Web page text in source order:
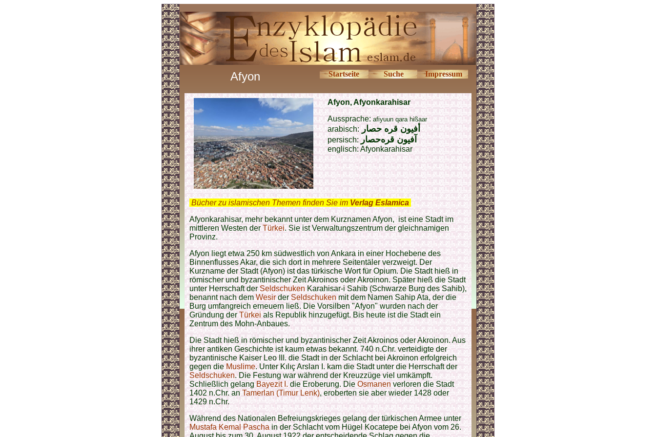
Afyon Startseite Suche Impressum
Afyon, Afyonkarahisar
Aussprache:afiyuun qara hißaar
arabisch: أفيون قره حصار
persisch:آفیون ‌قره‌حصار
englisch:Afyonkarahisar
Bücher zu islamischen Themen finden Sie im Verlag Eslamica
Afyonkarahisar, mehr bekannt unter dem Kurznamen Afyon, ist eine Stadt im
mittleren Westen derTürkei. Sie ist Verwaltungszentrum der gleichnamigen
Provinz.
Afyon liegt etwa 250 km südwestlich von Ankara in einer Hochebene des
Binnenflusses Akar, die sich dort in mehrere Seitentäler verzweigt. Der
Kurzname der Stadt (Afyon) ist das türkische Wort für Opium. Die Stadt hieß in
römischer und byzantinischer Zeit Akroinos oder Akroinon. Später hieß die Stadt
unter Herrschaft derSeldschukenKarahisar-i Sahib (Schwarze Burg des Sahib),
benannt nach demWesirderSeldschukenmit dem Namen Sahip Ata, der die
Burg umfangreich erneuern ließ. Die Vorsilben "Afyon" wurden nach der
Gründung derTürkeials Republik hinzugefügt. Bis heute ist die Stadt ein
Zentrum des Mohn-Anbaues.
Die Stadt hieß in römischer und byzantinischer Zeit Akroinos oder Akroinon. Aus
ihrer antiken Geschichte ist kaum etwas bekannt. 740 n.Chr. verteidigte der
byzantinische Kaiser Leo III. die Stadt in der Schlacht bei Akroinon erfolgreich
gegen dieMuslime. Unter Kılıç Arslan I. kam die Stadt unter die Herrschaft der
Seldschuken. Die Festung war während der Kreuzzüge viel umkämpft.
Schließlich gelangBayezit I.die Eroberung. DieOsmanenverloren die Stadt
1402 n.Chr. anTamerlan (Timur Lenk), eroberten sie aber wieder 1428 oder
1429 n.Chr.
Während des Nationalen Befreiungskrieges gelang der türkischen Armee unter
Mustafa Kemal Paschain der Schlacht vom Hügel Kocatepe bei Afyon vom 26.